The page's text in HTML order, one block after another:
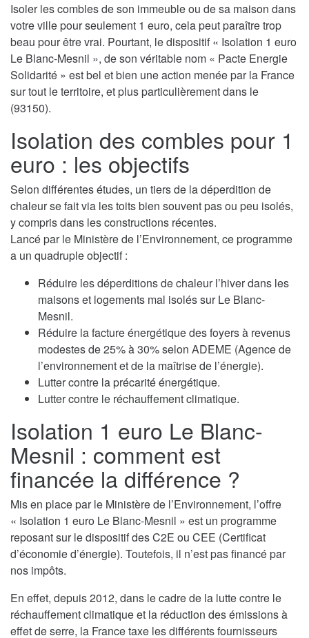
Isoler les combles de son immeuble ou de sa maison dans
votre ville pour seulement 1 euro, cela peut paraître trop
beau pour être vrai. Pourtant, le dispositif « Isolation 1 euro
Le Blanc-Mesnil », de son véritable nom « Pacte Energie
Solidarité » est bel et bien une action menée par la France
sur tout le territoire, et plus particulièrement dans le
(93150).
Isolation des combles pour 1
euro : les objectifs
Selon différentes études, un tiers de la déperdition de
chaleur se fait via les toits bien souvent pas ou peu isolés,
y compris dans les constructions récentes.
Lancé par le Ministère de l’Environnement, ce programme
a un quadruple objectif :
Réduire les déperditions de chaleur l’hiver dans les
maisons et logements mal isolés sur Le Blanc-
Mesnil.
Réduire la facture énergétique des foyers à revenus
modestes de 25% à 30% selon ADEME (Agence de
l’environnement et de la maîtrise de l’énergie).
Lutter contre la précarité énergétique.
Lutter contre le réchauffement climatique.
Isolation 1 euro Le Blanc-
Mesnil : comment est
financée la différence ?
Mis en place par le Ministère de l’Environnement, l’offre
« Isolation 1 euro Le Blanc-Mesnil » est un programme
reposant sur le dispositif des C2E ou CEE (Certificat
d’économie d’énergie). Toutefois, il n’est pas financé par
nos impôts.
En effet, depuis 2012, dans le cadre de la lutte contre le
réchauffement climatique et la réduction des émissions à
effet de serre, la France taxe les différents fournisseurs